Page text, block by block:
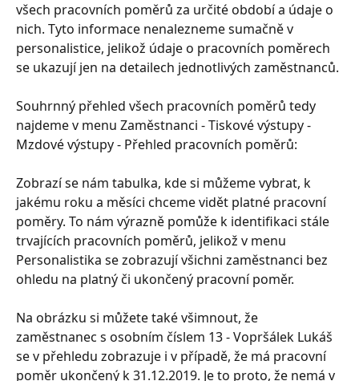
všech pracovních poměrů za určité období a údaje o
nich. Tyto informace nenalezneme sumačně v
personalistice, jelikož údaje o pracovních poměrech
se ukazují jen na detailech jednotlivých zaměstnanců.
Souhrnný přehled všech pracovních poměrů tedy
najdeme v menu Zaměstnanci - Tiskové výstupy -
Mzdové výstupy - Přehled pracovních poměrů:
Zobrazí se nám tabulka, kde si můžeme vybrat, k
jakému roku a měsíci chceme vidět platné pracovní
poměry. To nám výrazně pomůže k identifikaci stále
trvajících pracovních poměrů, jelikož v menu
Personalistika se zobrazují všichni zaměstnanci bez
ohledu na platný či ukončený pracovní poměr.
Na obrázku si můžete také všimnout, že
zaměstnanec s osobním číslem 13 - Vopršálek Lukáš
se v přehledu zobrazuje i v případě, že má pracovní
poměr ukončený k 31.12.2019. Je to proto, že nemá v